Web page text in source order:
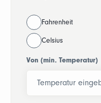
Fahrenheit
Celsius
Von (min. Temperatur)